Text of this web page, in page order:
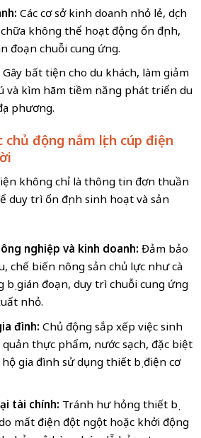
Các cơ sở kinh doanh nhỏ lẻ, dịch
không thể hoạt động ổn định,
đoạn chuỗi cung ứng.
Gây bất tiện cho du khách, làm giảm
và kìm hãm tiềm năng phát triển du
phương.
động nắm lịch cúp điện
không chỉ là thông tin đơn thuần
duy trì ổn định sinh hoạt và sản
nghiệp và kinh doanh: Đảm bảo
chế biến nông sản chủ lực như cà
bị gián đoạn, duy trì chuỗi cung ứng
nhỏ.
đình: Chủ động sắp xếp việc sinh
thực phẩm, nước sạch, đặc biệt
gia đình sử dụng thiết bị điện cơ
tài chính: Tránh hư hỏng thiết bị
mất điện đột ngột hoặc khởi động